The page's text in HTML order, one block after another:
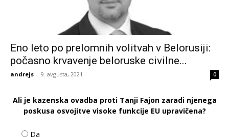
Eno leto po prelomnih volitvah v Belorusiji:
počasno krvavenje beloruske civilne...
andrejs - 9. avgusta, 2021 0
Ali je kazenska ovadba proti Tanji Fajon zaradi njenega
poskusa osvojitve visoke funkcije EU upravičena?
Da